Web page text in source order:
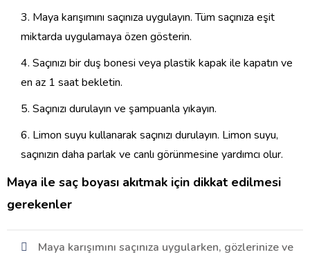
Maya karışımını saçınıza uygulayın. Tüm saçınıza eşit
miktarda uygulamaya özen gösterin.
Saçınızı bir duş bonesi veya plastik kapak ile kapatın ve
en az 1 saat bekletin.
Saçınızı durulayın ve şampuanla yıkayın.
Limon suyu kullanarak saçınızı durulayın. Limon suyu,
saçınızın daha parlak ve canlı görünmesine yardımcı olur.
Maya ile saç boyası akıtmak için dikkat edilmesi
gerekenler
Maya karışımını saçınıza uygularken, gözlerinize ve